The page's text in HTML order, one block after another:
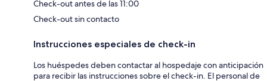
Check-out antes de las 11:00
Check-out sin contacto
Instrucciones especiales de check-in
Los huéspedes deben contactar al hospedaje con anticipación
para recibir las instrucciones sobre el check-in. El personal de